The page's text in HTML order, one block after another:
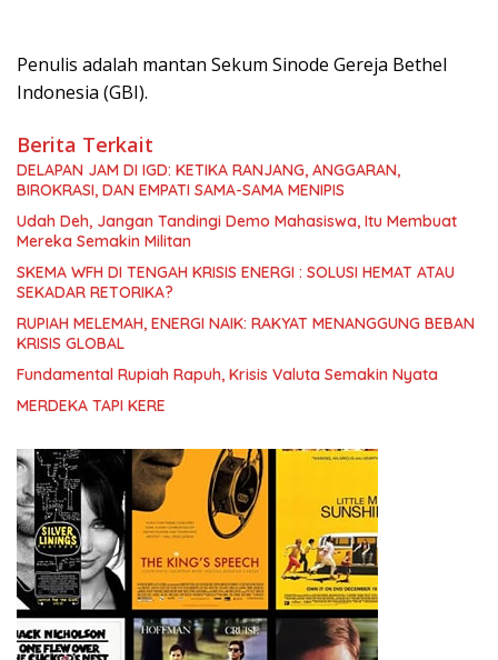
Penulis adalah mantan Sekum Sinode Gereja Bethel
Indonesia (GBI).
Berita Terkait
DELAPAN JAM DI IGD: KETIKA RANJANG, ANGGARAN,
BIROKRASI, DAN EMPATI SAMA-SAMA MENIPIS
Udah Deh, Jangan Tandingi Demo Mahasiswa, Itu Membuat
Mereka Semakin Militan
SKEMA WFH DI TENGAH KRISIS ENERGI : SOLUSI HEMAT ATAU
SEKADAR RETORIKA?
RUPIAH MELEMAH, ENERGI NAIK: RAKYAT MENANGGUNG BEBAN
KRISIS GLOBAL
Fundamental Rupiah Rapuh, Krisis Valuta Semakin Nyata
MERDEKA TAPI KERE